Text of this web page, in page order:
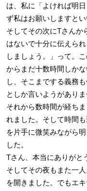
は、私に「よければ明
ず私はお願いしますとい
そしてその次にTさんか
はないで十分に伝えら
しましょう。」って。
からまだ十数時間しか
し、そこまでする義務
としか言いようがありま
それから数時間が経ち
れました。そして時間
を片手に微笑みながら
した。
Tさん、本当にありがと
そしてその夜もまた一
を開きました。でもエ